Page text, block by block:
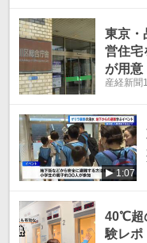
東京・
営住
が用意
産経新聞
1:07
40℃超
験レポ